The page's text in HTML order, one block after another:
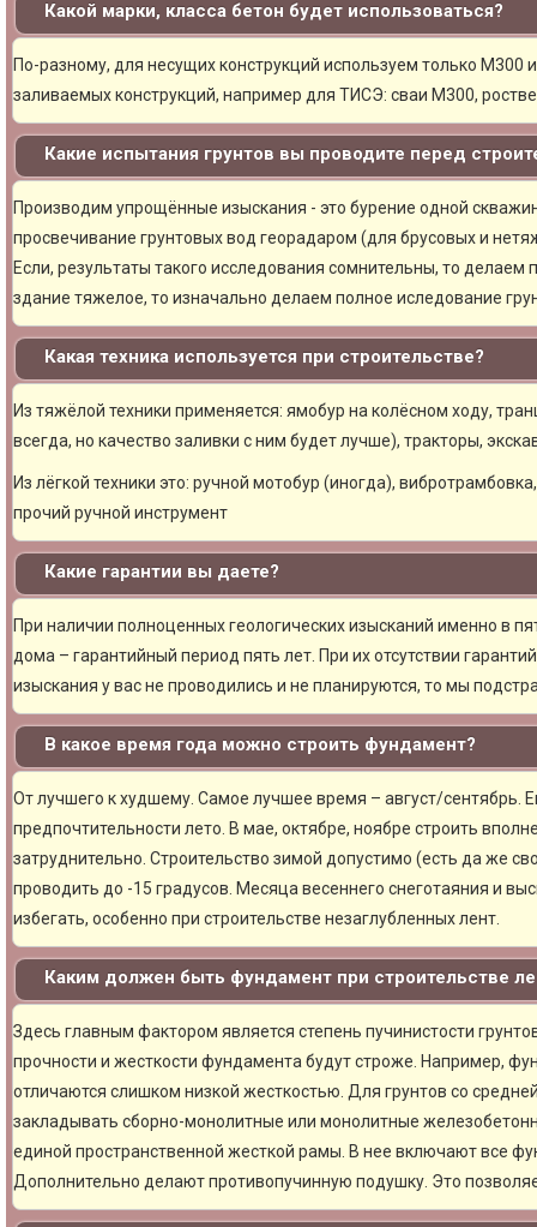
Какой марки, класса бетон будет использоваться?
По-разному, для несущих конструкций используем только М300
заливаемых конструкций, например для ТИСЭ: сваи М300,
Какие испытания грунтов вы проводите перед
Производим упрощённые изыскания - это бурение одной
просвечивание грунтовых вод георадаром (для брусовых и
Если, результаты такого исследования сомнительны, то
здание тяжелое, то изначально делаем полное иследование
Какая техника используется при строительстве?
Из тяжёлой техники применяется: ямобур на колёсном ходу,
всегда, но качество заливки с ним будет лучше), тракторы,
Из лёгкой техники это: ручной мотобур (иногда),
прочий ручной инструмент
Какие гарантии вы даете?
При наличии полноценных геологических изысканий именно в
дома – гарантийный период пять лет. При их отсутствии
изыскания у вас не проводились и не планируются, то мы
В какое время года можно строить фундамент?
От лучшего к худшему. Самое лучшее время – август/сентябрь.
предпочтительности лето. В мае, октябре, ноябре строить
затруднительно. Строительство зимой допустимо (есть да же
проводить до -15 градусов. Месяца весеннего снеготаяния и
избегать, особенно при строительстве незаглубленных лент.
Каким должен быть фундамент при строительстве
Здесь главным фактором является степень пучинистости
прочности и жесткости фундамента будут строже. Например,
отличаются слишком низкой жесткостью. Для грунтов со
закладывать сборно-монолитные или монолитные
единой пространственной жесткой рамы. В нее включают все
Дополнительно делают противопучинную подушку. Это